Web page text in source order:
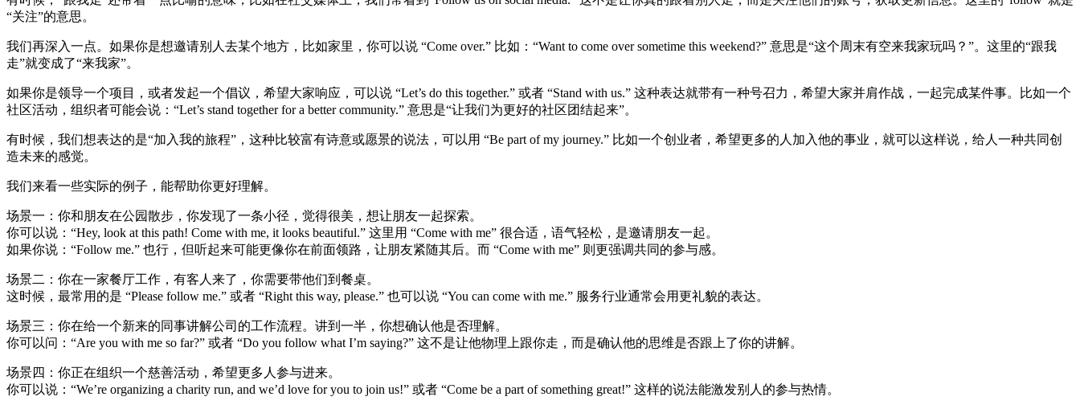
“关注”的意思。
我们再深入一点。如果你是想邀请别人去某个地方，比如家里，你可以说 “Come over.” 比如：“Want to come over sometime this weekend?” 意思是“这个周末有空来我家玩吗？”。这里的“跟我
走”就变成了“来我家”。
如果你是领导一个项目，或者发起一个倡议，希望大家响应，可以说 “Let’s do this together.” 或者 “Stand with us.” 这种表达就带有一种号召力，希望大家并肩作战，一起完成某件事。比如一个
社区活动，组织者可能会说：“Let’s stand together for a better community.” 意思是“让我们为更好的社区团结起来”。
有时候，我们想表达的是“加入我的旅程”，这种比较富有诗意或愿景的说法，可以用 “Be part of my journey.” 比如一个创业者，希望更多的人加入他的事业，就可以这样说，给人一种共同创
造未来的感觉。
我们来看一些实际的例子，能帮助你更好理解。
场景一：你和朋友在公园散步，你发现了一条小径，觉得很美，想让朋友一起探索。
你可以说：“Hey, look at this path! Come with me, it looks beautiful.” 这里用 “Come with me” 很合适，语气轻松，是邀请朋友一起。
如果你说：“Follow me.” 也行，但听起来可能更像你在前面领路，让朋友紧随其后。而 “Come with me” 则更强调共同的参与感。
场景二：你在一家餐厅工作，有客人来了，你需要带他们到餐桌。
这时候，最常用的是 “Please follow me.” 或者 “Right this way, please.” 也可以说 “You can come with me.” 服务行业通常会用更礼貌的表达。
场景三：你在给一个新来的同事讲解公司的工作流程。讲到一半，你想确认他是否理解。
你可以问：“Are you with me so far?” 或者 “Do you follow what I’m saying?” 这不是让他物理上跟你走，而是确认他的思维是否跟上了你的讲解。
场景四：你正在组织一个慈善活动，希望更多人参与进来。
你可以说：“We’re organizing a charity run, and we’d love for you to join us!” 或者 “Come be a part of something great!” 这样的说法能激发别人的参与热情。